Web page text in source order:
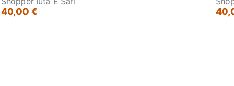
40,00 €